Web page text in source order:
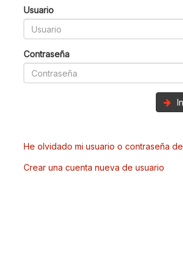
Usuario
Contraseña
He olvidado mi usuario o contraseña
Crear una cuenta nueva de usuario